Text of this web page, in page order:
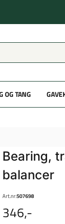
OG TANG
Bearing,
balancer
Art.nr:507698
346,-